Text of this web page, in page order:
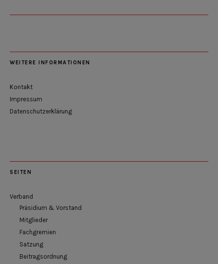
WEITERE INFORMATIONEN
Kontakt
Impressum
Datenschutzerklärung
SEITEN
Verband
Präsidium & Vorstand
Mitglieder
Fachgremien
Satzung
Beitragsordnung